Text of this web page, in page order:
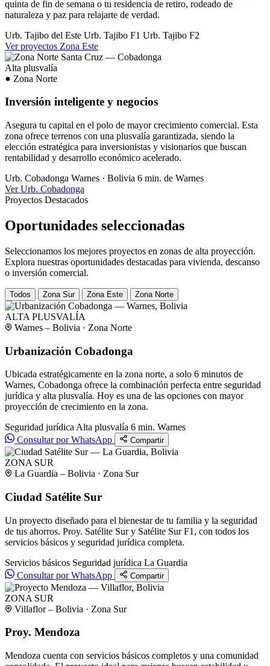
quinta de fin de semana o tu residencia de retiro, rodeado de
naturaleza y paz para relajarte de verdad.
Urb. Tajibo del Este Urb. Tajibo F1 Urb. Tajibo F2
Ver proyectos Zona Este
Alta plusvalía
Zona Norte
Inversión inteligente y negocios
Asegura tu capital en el polo de mayor crecimiento comercial. Esta
zona ofrece terrenos con una plusvalía garantizada, siendo la
elección estratégica para inversionistas y visionarios que buscan
rentabilidad y desarrollo económico acelerado.
Urb. Cobadonga Warnes · Bolivia 6 min. de Warnes
Ver Urb. Cobadonga
Proyectos Destacados
Oportunidades seleccionadas
Seleccionamos los mejores proyectos en zonas de alta proyección.
Explora nuestras oportunidades destacadas para vivienda, descanso
o inversión comercial.
Todos Zona Sur Zona Este Zona Norte
ALTA PLUSVALÍA
Warnes – Bolivia · Zona Norte
Urbanización Cobadonga
Ubicada estratégicamente en la zona norte, a solo 6 minutos de
Warnes, Cobadonga ofrece la combinación perfecta entre seguridad
jurídica y alta plusvalía. Hoy es una de las opciones con mayor
proyección de crecimiento en la zona.
Seguridad jurídica Alta plusvalía 6 min. Warnes
Consultar por WhatsApp
Compartir
ZONA SUR
La Guardia – Bolivia · Zona Sur
Ciudad Satélite Sur
Un proyecto diseñado para el bienestar de tu familia y la seguridad
de tus ahorros. Proy. Satélite Sur y Satélite Sur F1, con todos los
servicios básicos y seguridad jurídica completa.
Servicios básicos Seguridad jurídica La Guardia
Consultar por WhatsApp
Compartir
ZONA SUR
Villaflor – Bolivia · Zona Sur
Proy. Mendoza
Mendoza cuenta con servicios básicos completos y una comunidad